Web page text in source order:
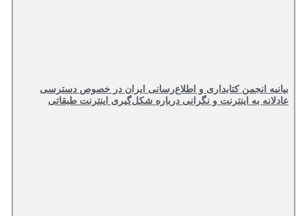
بیانیه انجمن کتابداری و اطلاع‌رسانی ایران در خصوص دسترسی
عادلانه به اینترنت و نگرانی درباره شکل‌گیری اینترنت طبقاتی